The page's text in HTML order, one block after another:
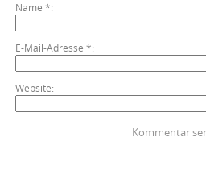
Name *
E-Mail-Adresse *
Website